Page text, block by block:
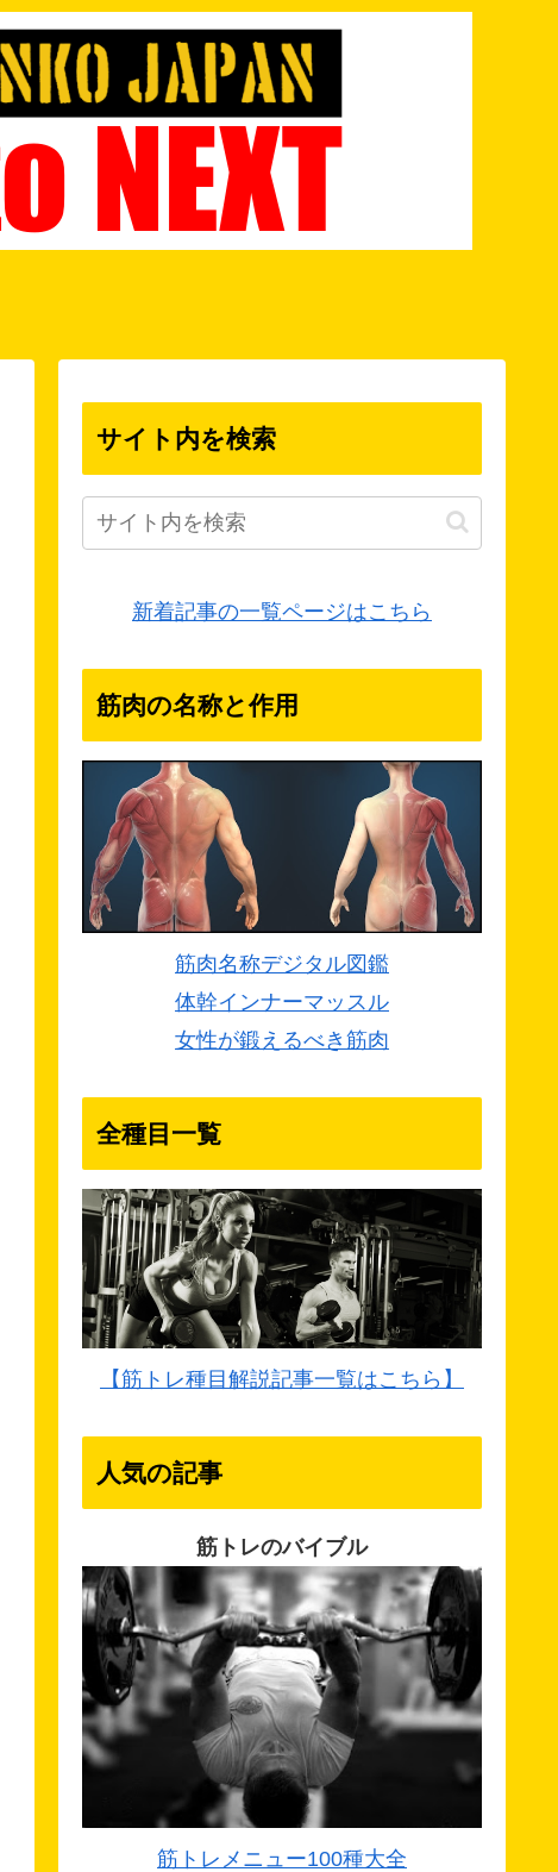
サイト内を検索
新着記事の一覧ページはこちら
筋肉の名称と作用
筋肉名称デジタル図鑑
体幹インナーマッスル
女性が鍛えるべき筋肉
全種目一覧
【筋トレ種目解説記事一覧はこちら】
人気の記事
筋トレのバイブル
筋トレメニュー100種大全